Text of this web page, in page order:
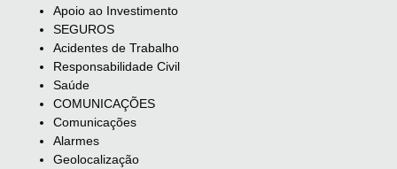
Apoio ao Investimento
SEGUROS
Acidentes de Trabalho
Responsabilidade Civil
Saúde
COMUNICAÇÕES
Comunicações
Alarmes
Geolocalização